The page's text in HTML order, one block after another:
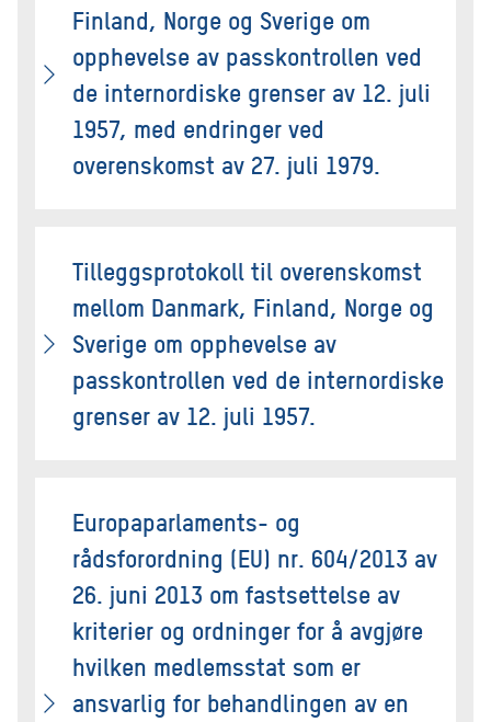
Finland, Norge og Sverige om
opphevelse av passkontrollen ved
de internordiske grenser av 12. juli
1957, med endringer ved
overenskomst av 27. juli 1979.
Tilleggsprotokoll til overenskomst
mellom Danmark, Finland, Norge og
Sverige om opphevelse av
passkontrollen ved de internordiske
grenser av 12. juli 1957.
Europaparlaments- og
rådsforordning (EU) nr. 604/2013 av
26. juni 2013 om fastsettelse av
kriterier og ordninger for å avgjøre
hvilken medlemsstat som er
ansvarlig for behandlingen av en